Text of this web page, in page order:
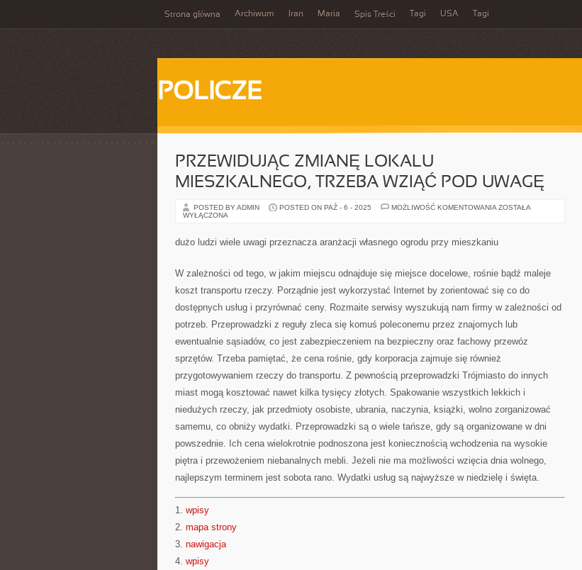
Strona główna Archiwum Iran Maria Spis Treści Tagi USA Tagi
POLICZE
PRZEWIDUJĄC ZMIANĘ LOKALU
MIESZKALNEGO, TRZEBA WZIĄĆ POD UWAGĘ
POSTED BY ADMIN POSTED ON PAŹ - 6 - 2025 MOŻLIWOŚĆ KOMENTOWANIA PRZEWIDUJĄC
WZIĄĆ
ZOSTAŁA
WYŁĄCZONA
dużo ludzi wiele uwagi przeznacza aranżacji własnego ogrodu przy mieszkaniu
W zależności od tego, w jakim miejscu odnajduje się miejsce docelowe, rośnie bądź maleje
koszt transportu rzeczy. Porządnie jest wykorzystać Internet by zorientować się co do
dostępnych usług i przyrównać ceny. Rozmaite serwisy wyszukują nam firmy w zależności od
potrzeb. Przeprowadzki z reguły zleca się komuś poleconemu przez znajomych lub
ewentualnie sąsiadów, co jest zabezpieczeniem na bezpieczny oraz fachowy przewóz
sprzętów. Trzeba pamiętać, że cena rośnie, gdy korporacja zajmuje się również
przygotowywaniem rzeczy do transportu. Z pewnością przeprowadzki Trójmiasto do innych
miast mogą kosztować nawet kilka tysięcy złotych. Spakowanie wszystkich lekkich i
niedużych rzeczy, jak przedmioty osobiste, ubrania, naczynia, książki, wolno zorganizować
samemu, co obniży wydatki. Przeprowadzki są o wiele tańsze, gdy są organizowane w dni
powszednie. Ich cena wielokrotnie podnoszona jest koniecznością wchodzenia na wysokie
piętra i przewożeniem niebanalnych mebli. Jeżeli nie ma możliwości wzięcia dnia wolnego,
najlepszym terminem jest sobota rano. Wydatki usług są najwyższe w niedzielę i święta.
1. wpisy
2. mapa strony
3. nawigacja
4. wpisy